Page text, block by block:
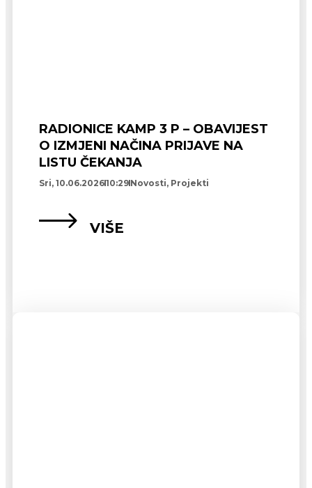
RADIONICE KAMP 3 P – OBAVIJEST
O IZMJENI NAČINA PRIJAVE NA
LISTU ČEKANJA
Sri, 10.06.202610:29 Novosti, Projekti
VIŠE